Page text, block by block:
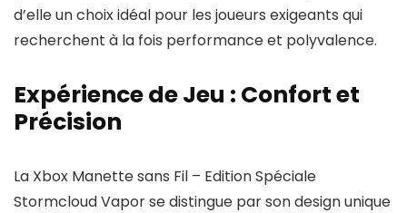
d’elle un choix idéal pour les joueurs exigeants qui
recherchent à la fois performance et polyvalence.
Expérience de Jeu : Confort et
Précision
La Xbox Manette sans Fil – Edition Spéciale
Stormcloud Vapor se distingue par son design unique